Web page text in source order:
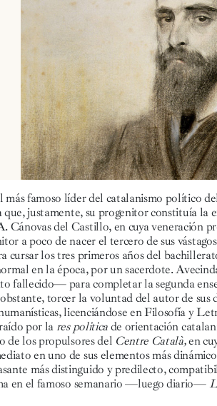
más famoso líder del catalanismo político
justamente, su progenitor constituía la
Cánovas del Castillo, en cuya veneración
a poco de nacer el tercero de sus
cursar los tres primeros años del
en la época, por un sacerdote.
fallecido— para completar la segunda
torcer la voluntad del autor de
licenciándose en Filosofía y
por lares politicade orientación
de los propulsores del Centre Català,en
en uno de sus elementos más
más distinguido y predilecto,
en el famoso semanario —luego diario—